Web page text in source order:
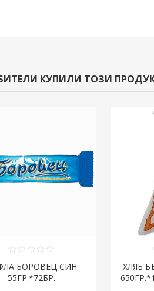
КУПИЛИ ТОЗИ
БОРОВЕЦ СИН
55ГР.*72БР.
ХЛЯБ